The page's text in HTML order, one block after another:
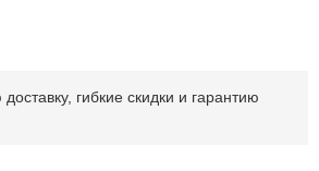
гибкие скидки и гарантию